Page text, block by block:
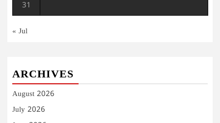
31
« Jul
ARCHIVES
August 2026
July 2026